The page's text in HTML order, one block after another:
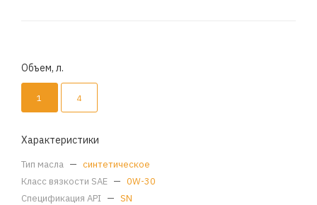
Объем, л.
1 4
Характеристики
Тип масла — синтетическое
Класс вязкости SAE — 0W-30
Спецификация API — SN